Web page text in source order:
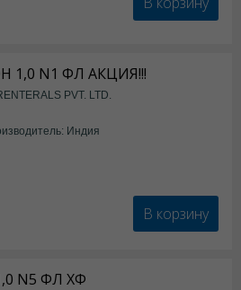
1,0 N1 ФЛ АКЦИЯ!!!
PVT. LTD.
Индия
В корзину
N5 ФЛ ХФ